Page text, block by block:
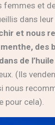
femmes et
dans
et nous
des
de
(Ils
nous
pour cela).